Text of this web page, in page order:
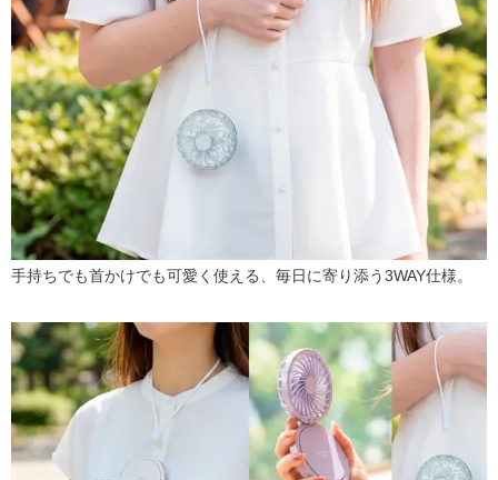
手持ちでも首かけでも可愛く使える、毎日に寄り添う3WAY仕様。